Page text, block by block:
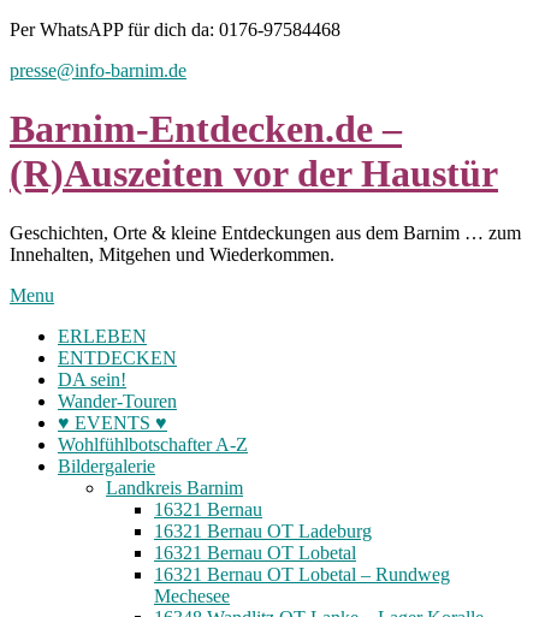
Skip
content
Per WhatsAPP für dich da: 0176-97584468
presse@info-barnim.de
Barnim-Entdecken.de –
(R)Auszeiten vor der Haustür
Geschichten, Orte & kleine Entdeckungen aus dem Barnim … zum
Innehalten, Mitgehen und Wiederkommen.
Menu
ERLEBEN
ENTDECKEN
DA sein!
Wander-Touren
♥ EVENTS ♥
Wohlfühlbotschafter A-Z
Bildergalerie
Landkreis Barnim
16321 Bernau
16321 Bernau OT Ladeburg
16321 Bernau OT Lobetal
16321 Bernau OT Lobetal – Rundweg
Mechesee